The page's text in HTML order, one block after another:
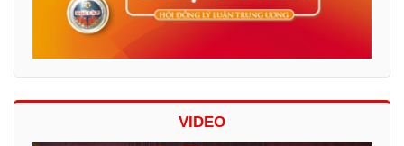
VIDEO